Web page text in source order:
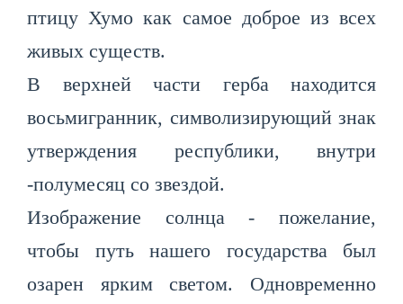
птицу Хумо как самое доброе из всех
живых существ.
В верхней части герба находится
восьмигранник, символизирующий знак
утверждения республики, внутри
-полумесяц со звездой.
Изображение солнца - пожелание,
чтобы путь нашего государства был
озарен ярким светом. Одновременно